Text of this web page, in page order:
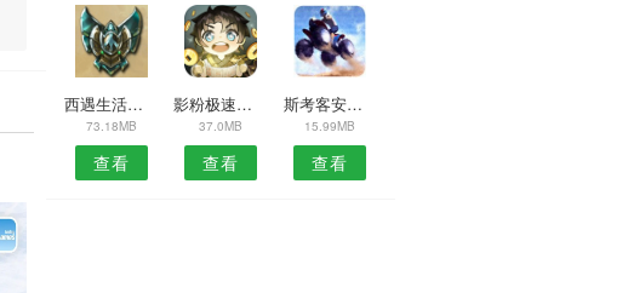
西遇生活安卓版
73.18MB
查看
影粉极速版预约安卓版
37.0MB
查看
斯考客安卓版
15.99MB
查看